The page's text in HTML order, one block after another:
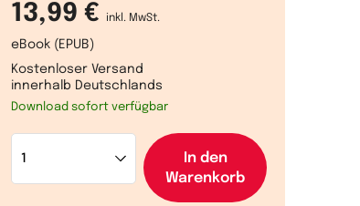
13,99 € inkl. MwSt.
eBook (EPUB)
Kostenloser Versand
innerhalb Deutschlands
Download sofort verfügbar
In den
Warenkorb